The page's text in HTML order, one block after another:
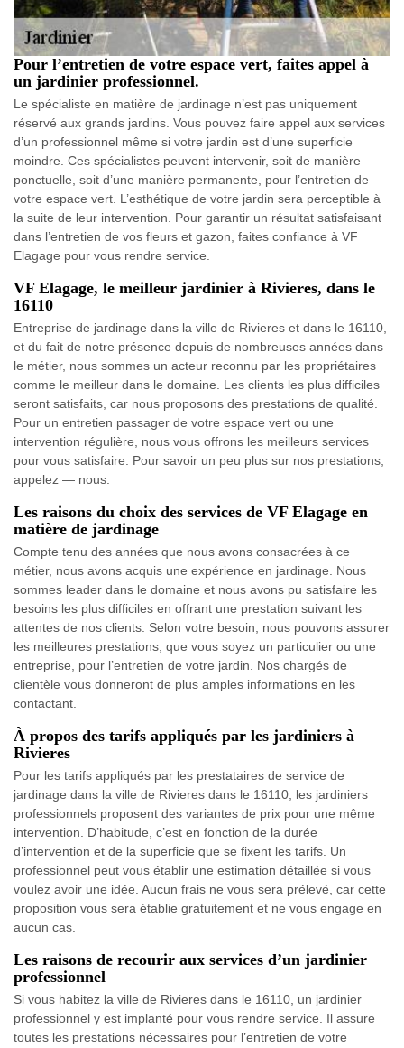
Pour l’entretien de votre espace vert, faites appel à
un jardinier professionnel.
Le spécialiste en matière de jardinage n’est pas uniquement
réservé aux grands jardins. Vous pouvez faire appel aux services
d’un professionnel même si votre jardin est d’une superficie
moindre. Ces spécialistes peuvent intervenir, soit de manière
ponctuelle, soit d’une manière permanente, pour l’entretien de
votre espace vert. L’esthétique de votre jardin sera perceptible à
la suite de leur intervention. Pour garantir un résultat satisfaisant
dans l’entretien de vos fleurs et gazon, faites confiance à VF
Elagage pour vous rendre service.
VF Elagage, le meilleur jardinier à Rivieres, dans le
16110
Entreprise de jardinage dans la ville de Rivieres et dans le 16110,
et du fait de notre présence depuis de nombreuses années dans
le métier, nous sommes un acteur reconnu par les propriétaires
comme le meilleur dans le domaine. Les clients les plus difficiles
seront satisfaits, car nous proposons des prestations de qualité.
Pour un entretien passager de votre espace vert ou une
intervention régulière, nous vous offrons les meilleurs services
pour vous satisfaire. Pour savoir un peu plus sur nos prestations,
appelez — nous.
Les raisons du choix des services de VF Elagage en
matière de jardinage
Compte tenu des années que nous avons consacrées à ce
métier, nous avons acquis une expérience en jardinage. Nous
sommes leader dans le domaine et nous avons pu satisfaire les
besoins les plus difficiles en offrant une prestation suivant les
attentes de nos clients. Selon votre besoin, nous pouvons assurer
les meilleures prestations, que vous soyez un particulier ou une
entreprise, pour l’entretien de votre jardin. Nos chargés de
clientèle vous donneront de plus amples informations en les
contactant.
À propos des tarifs appliqués par les jardiniers à
Rivieres
Pour les tarifs appliqués par les prestataires de service de
jardinage dans la ville de Rivieres dans le 16110, les jardiniers
professionnels proposent des variantes de prix pour une même
intervention. D’habitude, c’est en fonction de la durée
d’intervention et de la superficie que se fixent les tarifs. Un
professionnel peut vous établir une estimation détaillée si vous
voulez avoir une idée. Aucun frais ne vous sera prélevé, car cette
proposition vous sera établie gratuitement et ne vous engage en
aucun cas.
Les raisons de recourir aux services d’un jardinier
professionnel
Si vous habitez la ville de Rivieres dans le 16110, un jardinier
professionnel y est implanté pour vous rendre service. Il assure
toutes les prestations nécessaires pour l’entretien de votre